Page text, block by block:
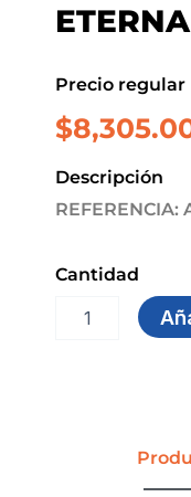
ETERNA
Precio regular
$
Descripción
REFERENCIA:
Cantidad
ABRASIVO